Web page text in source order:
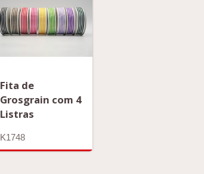
Fita de
Grosgrain com 4
Listras
K1748